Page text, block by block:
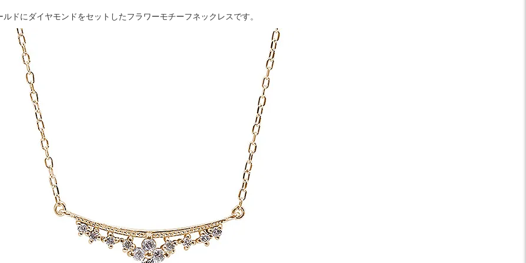
ルドにダイヤモンドをセットしたフラワーモチーフネックレスです。